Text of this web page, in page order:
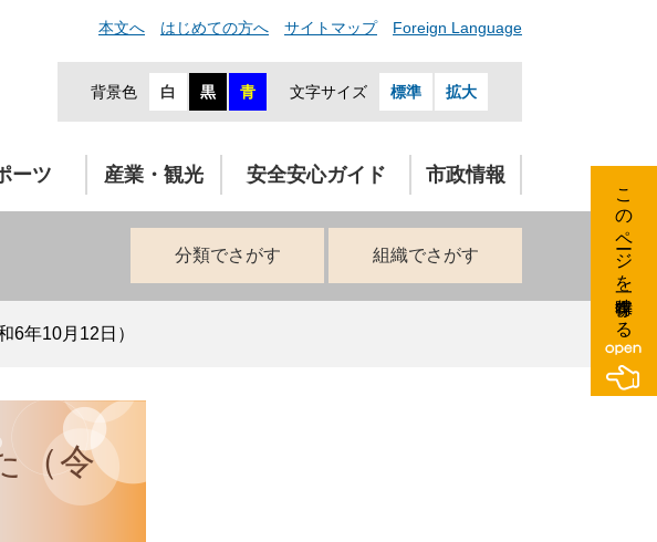
本文へ はじめての方へ サイトマップ Foreign Language
背景色 白 黒 青 文字サイズ 標準 拡大
ーツ 産業・観光 安全安心ガイド 市政情報
分類でさがす 組織でさがす
6年10月12日）
（令
このページを一時保存する